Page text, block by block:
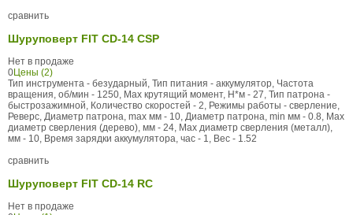
сравнить
Шуруповерт FIT CD-14 CSP
Нет в продаже
0Цены (2)
Тип инструмента - безударный, Тип питания - аккумулятор, Частота
вращения, об/мин - 1250, Max крутящий момент, Н*м - 27, Тип патрона -
быстрозажимной, Количество скоростей - 2, Режимы работы - сверление,
Реверс, Диаметр патрона, max мм - 10, Диаметр патрона, min мм - 0.8, Max
диаметр сверления (дерево), мм - 24, Max диаметр сверления (металл),
мм - 10, Время зарядки аккумулятора, час - 1, Вес - 1.52
сравнить
Шуруповерт FIT CD-14 RC
Нет в продаже